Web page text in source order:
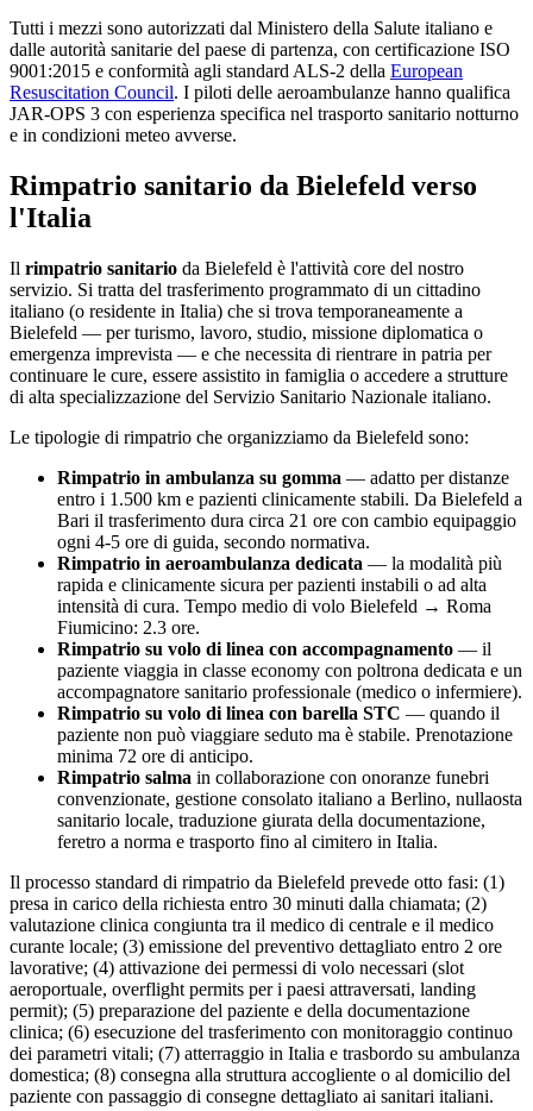
Tutti i mezzi sono autorizzati dal Ministero della Salute italiano e
dalle autorità sanitarie del paese di partenza, con certificazione ISO
9001:2015 e conformità agli standard ALS-2 della European
Resuscitation Council. I piloti delle aeroambulanze hanno qualifica
JAR-OPS 3 con esperienza specifica nel trasporto sanitario notturno
e in condizioni meteo avverse.
Rimpatrio sanitario da Bielefeld verso
l'Italia
Il rimpatrio sanitario da Bielefeld è l'attività core del nostro
servizio. Si tratta del trasferimento programmato di un cittadino
italiano (o residente in Italia) che si trova temporaneamente a
Bielefeld — per turismo, lavoro, studio, missione diplomatica o
emergenza imprevista — e che necessita di rientrare in patria per
continuare le cure, essere assistito in famiglia o accedere a strutture
di alta specializzazione del Servizio Sanitario Nazionale italiano.
Le tipologie di rimpatrio che organizziamo da Bielefeld sono:
Rimpatrio in ambulanza su gomma — adatto per distanze
entro i 1.500 km e pazienti clinicamente stabili. Da Bielefeld a
Bari il trasferimento dura circa 21 ore con cambio equipaggio
ogni 4-5 ore di guida, secondo normativa.
Rimpatrio in aeroambulanza dedicata — la modalità più
rapida e clinicamente sicura per pazienti instabili o ad alta
intensità di cura. Tempo medio di volo Bielefeld → Roma
Fiumicino: 2.3 ore.
Rimpatrio su volo di linea con accompagnamento — il
paziente viaggia in classe economy con poltrona dedicata e un
accompagnatore sanitario professionale (medico o infermiere).
Rimpatrio su volo di linea con barella STC — quando il
paziente non può viaggiare seduto ma è stabile. Prenotazione
minima 72 ore di anticipo.
Rimpatrio salma in collaborazione con onoranze funebri
convenzionate, gestione consolato italiano a Berlino, nullaosta
sanitario locale, traduzione giurata della documentazione,
feretro a norma e trasporto fino al cimitero in Italia.
Il processo standard di rimpatrio da Bielefeld prevede otto fasi: (1)
presa in carico della richiesta entro 30 minuti dalla chiamata; (2)
valutazione clinica congiunta tra il medico di centrale e il medico
curante locale; (3) emissione del preventivo dettagliato entro 2 ore
lavorative; (4) attivazione dei permessi di volo necessari (slot
aeroportuale, overflight permits per i paesi attraversati, landing
permit); (5) preparazione del paziente e della documentazione
clinica; (6) esecuzione del trasferimento con monitoraggio continuo
dei parametri vitali; (7) atterraggio in Italia e trasbordo su ambulanza
domestica; (8) consegna alla struttura accogliente o al domicilio del
paziente con passaggio di consegne dettagliato ai sanitari italiani.